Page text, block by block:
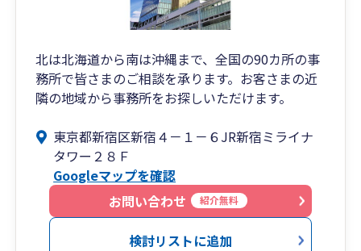
北は北海道から南は沖縄まで、全国の90カ所の事
務所で皆さまのご相談を承ります。お客さまの近
隣の地域から事務所をお探しいただけます。
東京都新宿区新宿４－１－６JR新宿ミライナ
タワー２８Ｆ
Googleマップを確認
お問い合わせ
紹介無料
検討リストに追加